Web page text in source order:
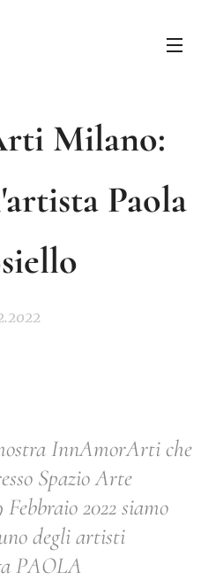
Milano:
Paola
InnAmorArti che
Spazio Arte
Febbraio 2022 siamo
degli artisti
PAOLA